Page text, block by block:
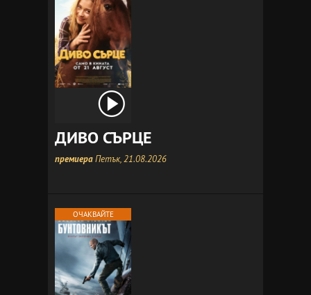
ДИВО СЪРЦЕ
премиераПетък, 21.08.2026
ОЧАКВАЙТЕ